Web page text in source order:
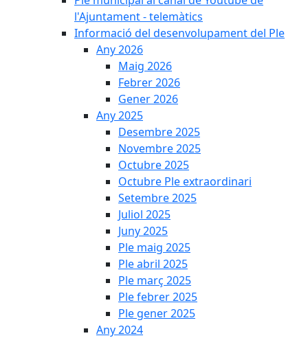
l'Ajuntament - telemàtics
Informació del desenvolupament del Ple
Any 2026
Maig 2026
Febrer 2026
Gener 2026
Any 2025
Desembre 2025
Novembre 2025
Octubre 2025
Octubre Ple extraordinari
Setembre 2025
Juliol 2025
Juny 2025
Ple maig 2025
Ple abril 2025
Ple març 2025
Ple febrer 2025
Ple gener 2025
Any 2024